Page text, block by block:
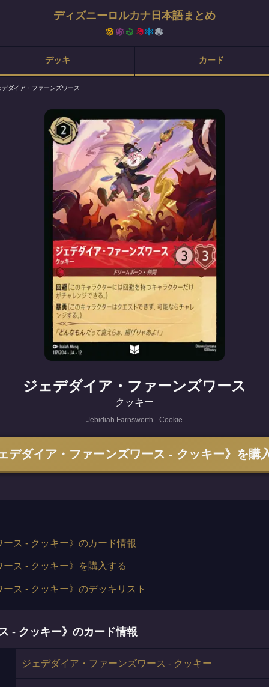
ディズニーロルカナ日本語まとめ
デッキ カード
デダイア・ファーンズワース
ジェデダイア・ファーンズワース
クッキー
Jebidiah Farnsworth - Cookie
ェデダイア・ファーンズワース - クッキー》を購
ース - クッキー》のカード情報
ース - クッキー》を購入する
ース - クッキー》のデッキリスト
- クッキー》のカード情報
ジェデダイア・ファーンズワース - クッキー